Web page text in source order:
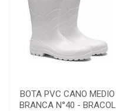
BOTA PVC CANO MEDIO
BRANCA N°40 - BRACOL